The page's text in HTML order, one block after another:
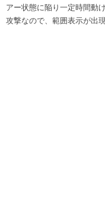
アー状態に陥り一定時間動
攻撃なので、範囲表示が出